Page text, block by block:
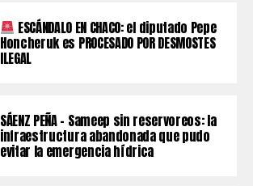
ESCÁNDALO EN CHACO: el diputado Pepe
Honcheruk es PROCESADO POR DESMOSTES
ILEGAL
SÁENZ PEÑA – Sameep sin reservoreos: la
infraestructura abandonada que pudo
evitar la emergencia hídrica